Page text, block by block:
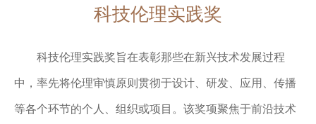
科技伦理实践奖
科技伦理实践奖旨在表彰那些在新兴技术发展过程
中，率先将伦理审慎原则贯彻于设计、研发、应用、传播
等各个环节的个人、组织或项目。该奖项聚焦于前沿技术